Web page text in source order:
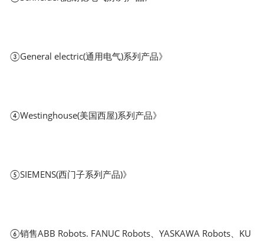
③General electric(通用电气)系列产品》
④Westinghouse(美国西屋)系列产品》
⑤SIEMENS(西门子系列产品)》
⑥销售ABB Robots. FANUC Robots、YASKAWA Robots、KU